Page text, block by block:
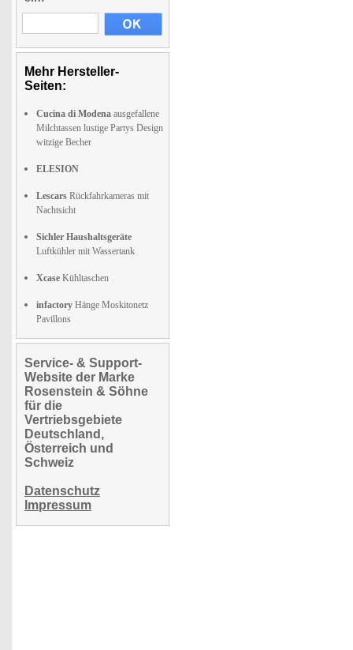
Mehr Hersteller-
Seiten:
Cucina di Modena ausgefallene
Milchtassen lustige Partys Design
witzige Becher
ELESION
Lescars Rückfahrkameras mit
Nachtsicht
Sichler Haushaltsgeräte
Luftkühler mit Wassertank
Xcase Kühltaschen
infactory Hänge Moskitonetz
Pavillons
Service- & Support-
Website der Marke
Rosenstein & Söhne
für die
Vertriebsgebiete
Deutschland,
Österreich und
Schweiz
Datenschutz
Impressum